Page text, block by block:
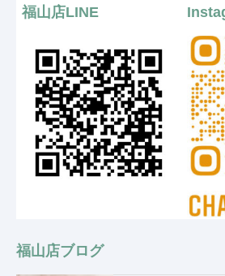
福山店LINE
福山店ブログ